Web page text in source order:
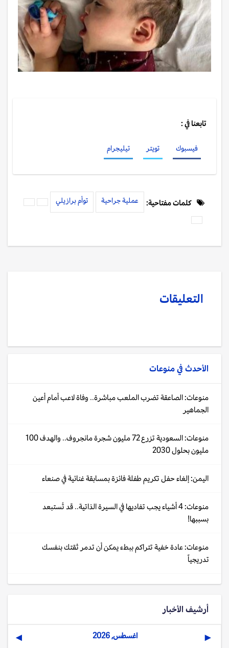
تابعنا في :
فيسبوك تويتر تيليجرام
كلمات مفتاحية: عملية جراحية توأم برازيلي
التعليقات
الأحدث فيمنوعات
منوعات: الصاعقة تضرب الملعب مباشرة.. وفاة لاعب أمام أعين
الجماهير
منوعات: السعودية تزرع 72 مليون شجرة مانجروف.. والهدف 100
مليون بحلول 2030
اليمن: إلغاء حفل تكريم طفلة فائزة بمسابقة غنائية في صنعاء
منوعات: 4 أشياء يجب تفاديها في السيرة الذاتية.. قد تُستبعد
بسببها!
منوعات: عادة خفية تتراكم ببطء يمكن أن تدمر ثقتك بنفسك
تدريجياً
أرشيف الأخبار
◀ اغسطس, 2026 ▶